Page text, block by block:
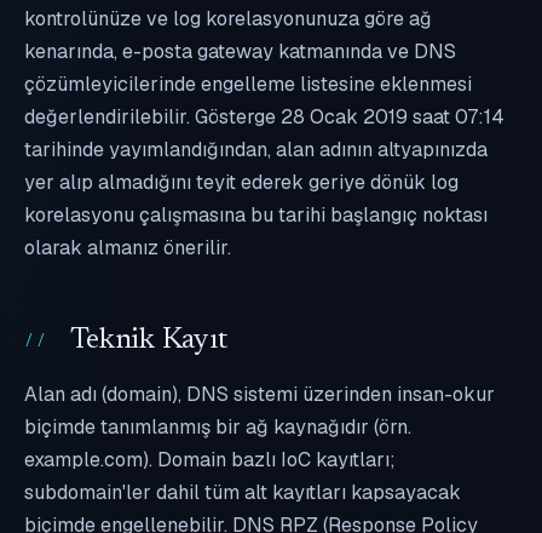
kontrolünüze ve log korelasyonunuza göre ağ
kenarında, e-posta gateway katmanında ve DNS
çözümleyicilerinde engelleme listesine eklenmesi
değerlendirilebilir. Gösterge 28 Ocak 2019 saat 07:14
tarihinde yayımlandığından, alan adının altyapınızda
yer alıp almadığını teyit ederek geriye dönük log
korelasyonu çalışmasına bu tarihi başlangıç noktası
olarak almanız önerilir.
Teknik Kayıt
Alan adı (domain), DNS sistemi üzerinden insan-okur
biçimde tanımlanmış bir ağ kaynağıdır (örn.
example.com). Domain bazlı IoC kayıtları;
subdomain'ler dahil tüm alt kayıtları kapsayacak
biçimde engellenebilir. DNS RPZ (Response Policy